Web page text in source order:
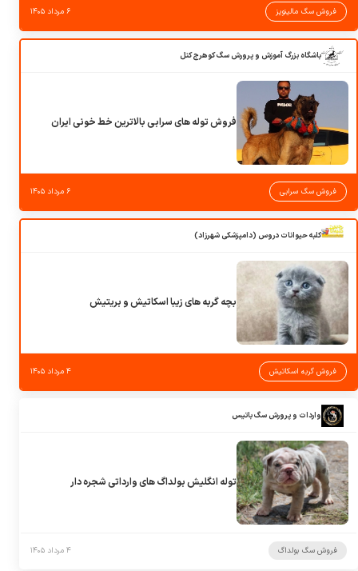
فروش سگ مالینویز ۶ مرداد ۱۴۰۵
باشگاه بزرگ آموزش و پرورش سگ کوهرج کنل
فروش توله های سرابی بالاترین خط خونی ایران
فروش سگ سرابی ۶ مرداد ۱۴۰۵
کلبه حیوانات دروس (دامپزشکی شهرزاد)
بچه گربه های زیبا اسکاتیش و بریتیش
فروش گربه اسکاتیش ۴ مرداد ۱۴۰۵
واردات و پرورش سگ باتیس
توله انگلیش بولداگ های وارداتی شجره دار
فروش سگ بولداگ ۴ مرداد ۱۴۰۵